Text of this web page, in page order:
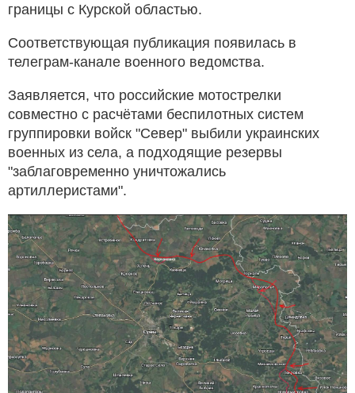
границы с Курской областью.
Соответствующая публикация появилась в
телеграм-канале военного ведомства.
Заявляется, что российские мотострелки
совместно с расчётами беспилотных систем
группировки войск "Север" выбили украинских
военных из села, а подходящие резервы
"заблаговременно уничтожались
артиллеристами".